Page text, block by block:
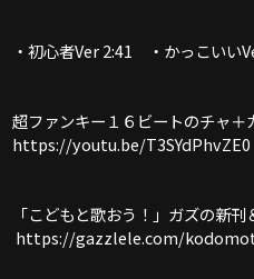
・初心者Ver 2:41 ・かっこいい
超ファンキー１６ビートのチャ＋
https://youtu.be/T3SYdPhvZE0
「こどもと歌おう！」ガズの新
https://gazzlele.com/